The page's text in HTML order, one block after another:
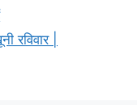
रविवार |